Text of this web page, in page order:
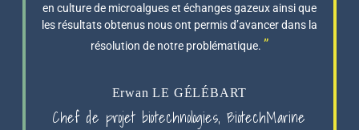
en culture de microalgues et échanges gazeux ainsi que
les résultats obtenus nous ont permis d’avancer dans la
résolution de notre problématique.
Erwan LE GÉLÉBART
Chef de projet biotechnologies, BiotechMarine